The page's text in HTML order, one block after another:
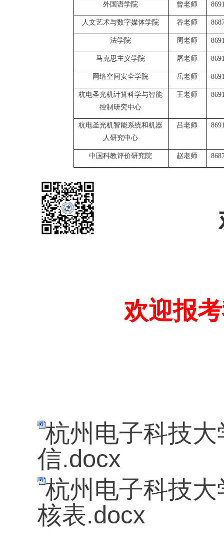
外国语学院 曾老师
人文艺术与数字媒体学院 谷老师
法学院 周老师
马克思主义学院 屠老师
网络空间安全学院 岳老师
杭电圣光机计算科学与智能
控制研究中心
王老师
杭电圣光机智能系统和机器
人研究中心
吕老师
中国科教评价研究院 赵老师
欢迎报
杭州电子科技
信.docx
杭州电子科技
核表.docx